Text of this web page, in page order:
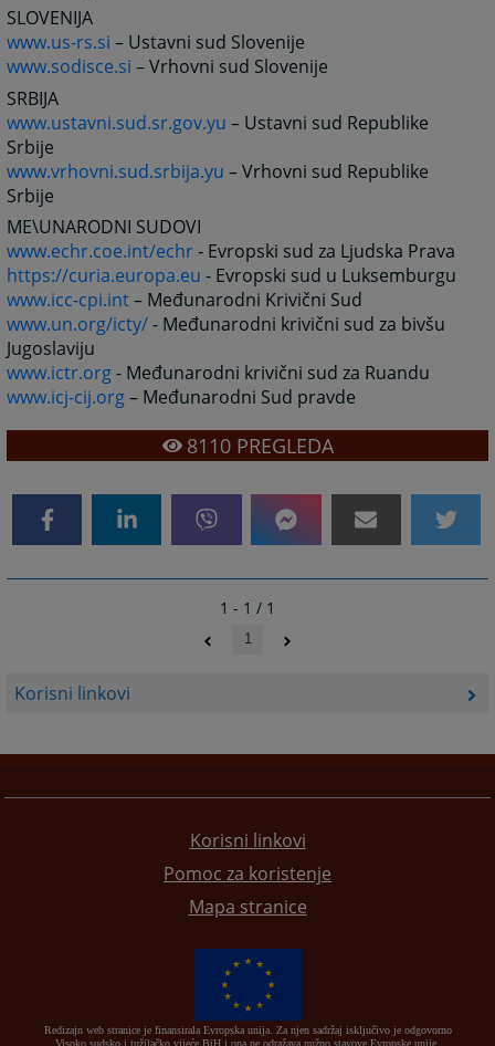
Korisni linkovi
SLOVENIJA
www.us-rs.si – Ustavni sud Slovenije
www.sodisce.si – Vrhovni sud Slovenije
SRBIJA
www.ustavni.sud.sr.gov.yu – Ustavni sud Republike
Srbije
www.vrhovni.sud.srbija.yu – Vrhovni sud Republike
Srbije
ME\UNARODNI SUDOVI
www.echr.coe.int/echr- Evropski sud za Ljudska Prava
https://curia.europa.eu - Evropski sud u Luksemburgu
www.icc-cpi.int– Međunarodni Krivični Sud
www.un.org/icty/- Međunarodni krivični sud za bivšu
Jugoslaviju
www.ictr.org- Međunarodni krivični sud za Ruandu
www.icj-cij.org– Međunarodni Sud pravde
8110PREGLEDA
1 - 1 / 1
1
Korisni linkovi
Pomoc za koristenje
Mapa stranice
Redizajn web stranice je finansirala Evropska unija. Za njen sadržaj isključivo je odgovorno
Visoko sudsko i tužilačko vijeće BiH i ona ne odražava nužno stavove Evropske unije.